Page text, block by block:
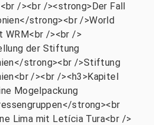
/><br /><strong>Der Fall
strong><br />World
WRM<br /><br />
der Stiftung
strong><br />Stiftung
/><br /><h3>Kapitel
Mogelpackung
strong><br
Lima mit Letícia Tura<br />